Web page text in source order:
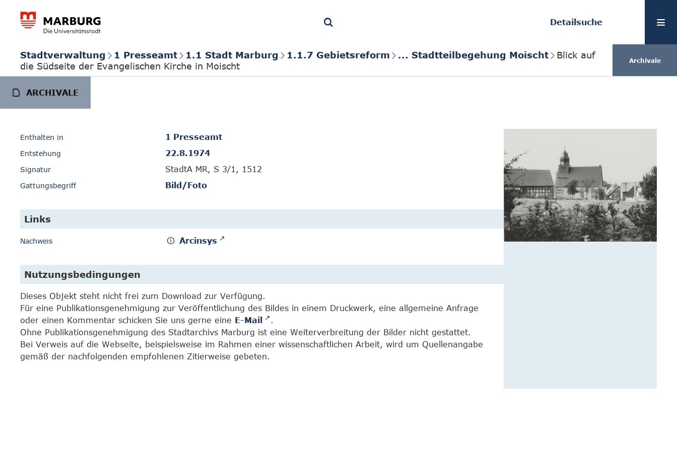
Detailsuche
Stadtverwaltung 1 Presseamt 1.1 Stadt Marburg 1.1.7 Gebietsreform ... Stadtteilbegehung Moischt
Blick auf
die Südseite der Evangelischen Kirche in Moischt
Archivale
ARCHIVALE
Enthalten in 1 Presseamt
Entstehung 22.8.1974
Signatur StadtA MR, S 3/1, 1512
Gattungsbegriff Bild/Foto
Links
Nachweis Arcinsys
Nutzungsbedingungen
Dieses Objekt steht nicht frei zum Download zur Verfügung.
Für eine Publikationsgenehmigung zur Veröffentlichung des Bildes in einem Druckwerk, eine allgemeine Anfrage
oder einen Kommentar schicken Sie uns gerne eine E-Mail
.
Ohne Publikationsgenehmigung des Stadtarchivs Marburg ist eine Weiterverbreitung der Bilder nicht gestattet.
Bei Verweis auf die Webseite, beispielsweise im Rahmen einer wissenschaftlichen Arbeit, wird um Quellenangabe
gemäß der nachfolgenden empfohlenen Zitierweise gebeten.